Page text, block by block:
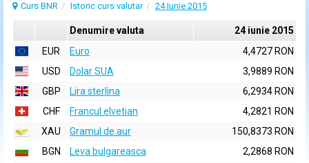
Curs BNR Istoric curs valutar 24 Iunie 2015
Denumire valuta
24 iunie 2015
EUR
Euro
4,4727 RON
USD
Dolar SUA
3,9889 RON
GBP
Lira sterlina
6,2934 RON
CHF
Francul elvetian
4,2821 RON
XAU
Gramul de aur
150,8373 RON
BGN
Leva bulgareasca
2,2868 RON